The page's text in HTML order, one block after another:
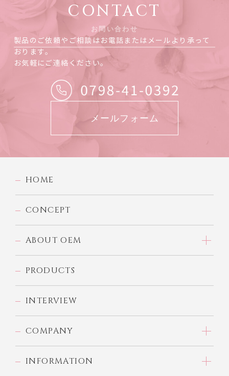
CONTACT
お問い合わせ
製品のご依頼やご相談はお電話またはメールより承って
おります。
お気軽にご連絡ください。
メールフォーム
HOME
CONCEPT
ABOUT OEM
PRODUCTS
INTERVIEW
COMPANY
INFORMATION